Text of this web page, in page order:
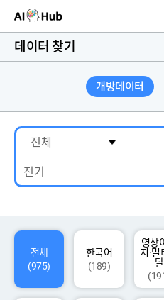
AI-Hub
AI 데이터찾기
AI 허브소개
AI 개발지원
데이터 찾기
개방데이터
전체
(975)
한국어
(189)
영상
지·멀
달